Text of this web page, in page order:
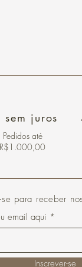
sem juros
Pedidos até
R$1.000,00
para receber
email aqui
Inscrever-se